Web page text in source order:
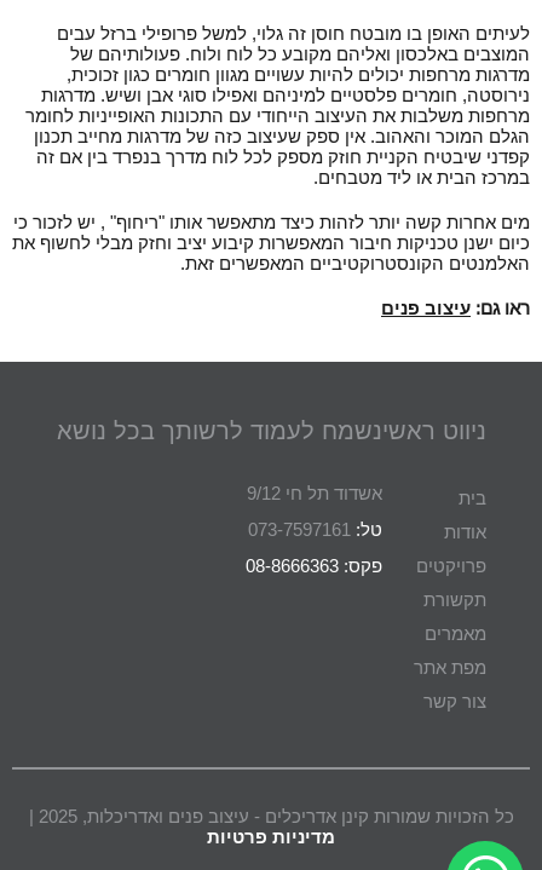
לעיתים האופן בו מובטח חוסן זה גלוי, למשל פרופילי ברזל עבים
המוצבים באלכסון ואליהם מקובע כל לוח ולוח. פעולותיהם של
מדרגות מרחפות יכולים להיות עשויים מגוון חומרים כגון זכוכית,
נירוסטה, חומרים פלסטיים למיניהם ואפילו סוגי אבן ושיש. מדרגות
מרחפות משלבות את העיצוב הייחודי עם התכונות האופייניות לחומר
הגלם המוכר והאהוב. אין ספק שעיצוב כזה של מדרגות מחייב תכנון
קפדני שיבטיח הקניית חוזק מספק לכל לוח מדרך בנפרד בין אם זה
במרכז הבית או ליד מטבחים.
מים אחרות קשה יותר לזהות כיצד מתאפשר אותו "ריחוף" , יש לזכור כי
כיום ישנן טכניקות חיבור המאפשרות קיבוע יציב וחזק מבלי לחשוף את
האלמנטים הקונסטרוקטיביים המאפשרים זאת.
ראו גם: עיצוב פנים
ניווט ראשי
בית
אודות
פרויקטים
תקשורת
מאמרים
מפת אתר
צור קשר
נשמח לעמוד לרשותך בכל נושא
אשדוד תל חי 9/12
טל: 073-7597161
פקס: 08-8666363
כל הזכויות שמורות קינן אדריכלים - עיצוב פנים ואדריכלות, 2025 |
מדיניות פרטיות